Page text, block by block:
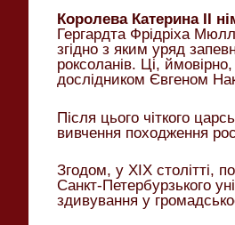
Королева Катерина II
Гергардта Фрідріха
згідно з яким уряд
роксоланів. Ці,
дослідником Євгеном
Після цього чіткого
вивчення походження
Згодом, у XIX столітті,
Санкт-Петербурзького
здивування у